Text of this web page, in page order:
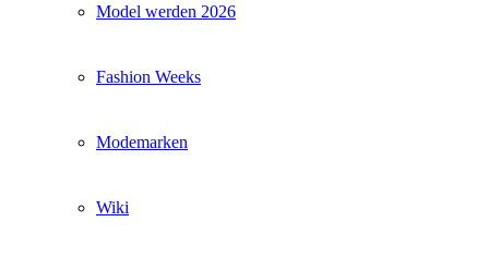
Model werden 2026
Fashion Weeks
Modemarken
Wiki